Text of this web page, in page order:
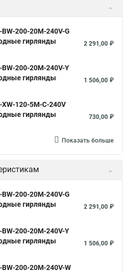
BW-200-20M-240V-G
гирлянды
2 291,00 ₽
BW-200-20M-240V-Y
гирлянды
1 506,00 ₽
XW-120-5M-C-240V
гирлянды
730,00 ₽
Показать больше
BW-200-20M-240V-G
гирлянды
2 291,00 ₽
BW-200-20M-240V-Y
гирлянды
1 506,00 ₽
BW-200-20M-240V-W